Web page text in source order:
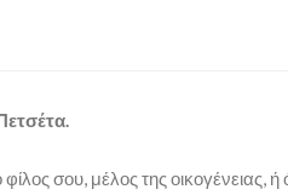
σου, μέλος της